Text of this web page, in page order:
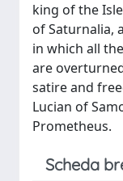
king of the
of Saturnalia,
in which all
are
satire and
Lucian of
Prometheus.
Scheda